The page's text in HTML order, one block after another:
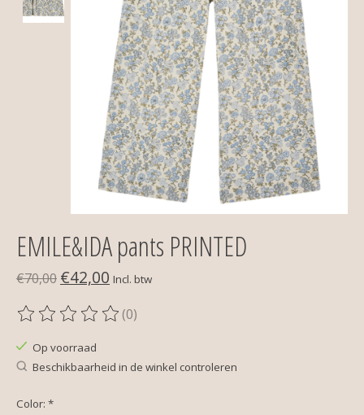
EMILE&IDA pants PRINTED
€70,00 €42,00 Incl. btw
De beoordeling van dit product is
(0)
Op voorraad
Beschikbaarheid in de winkel controleren
Color: *